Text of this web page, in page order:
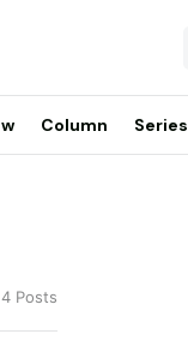
Column Series
Posts